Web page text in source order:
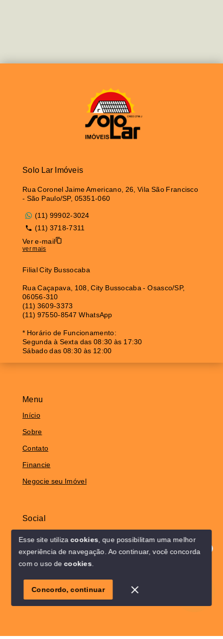
Olá! Estamos disponíveis para te ajudar.
Menu
Início
Sobre
Contato
Financie
Negocie seu Imóvel
Social
Solo Lar Imóveis
Rua Coronel Jaime Americano, 26, Vila São Francisco
- São Paulo/SP, 05351-060
(11) 99902-3024
(11) 3718-7311
Ver e-mail
ver mais
Filial City Bussocaba
Rua Caçapava, 108, City Bussocaba - Osasco/SP,
06056-310
(11) 3609-3373
(11) 97550-8547 WhatsApp
* Horário de Funcionamento:
Segunda à Sexta das 08:30 às 17:30
Sábado das 08:30 às 12:00
Esse site utilizacookies , que possibilitam uma melhor
experiência de navegação. Ao continuar, você concorda
com o uso decookies
Concordo, continuar